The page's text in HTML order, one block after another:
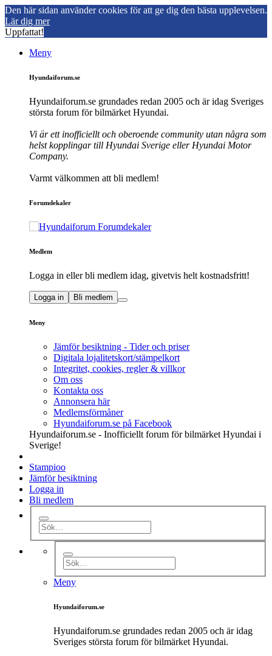
Den här sidan använder cookies för att ge dig den bästa upplevelsen.
Lär dig mer
Uppfattat!
Meny
Hyundaiforum.se
Hyundaiforum.se grundades redan 2005 och är idag Sveriges
största forum för bilmärket Hyundai.
Vi är ett inofficiellt och oberoende community utan några som
helst kopplingar till Hyundai Sverige eller Hyundai Motor
Company.
Varmt välkommen att bli medlem!
Forumdekaler
Medlem
Logga in eller bli medlem idag, givetvis helt kostnadsfritt!
Logga in Bli medlem
Meny
Jämför besiktning - Tider och priser
Digitala lojalitetskort/stämpelkort
Integritet, cookies, regler & villkor
Om oss
Kontakta oss
Annonsera här
Medlemsförmåner
Hyundaiforum.se på Facebook
Hyundaiforum.se - Inofficiellt forum för bilmärket Hyundai i
Sverige!
Stampioo
Jämför besiktning
Logga in
Bli medlem
Meny
Hyundaiforum.se
Hyundaiforum.se grundades redan 2005 och är idag
Sveriges största forum för bilmärket Hyundai.